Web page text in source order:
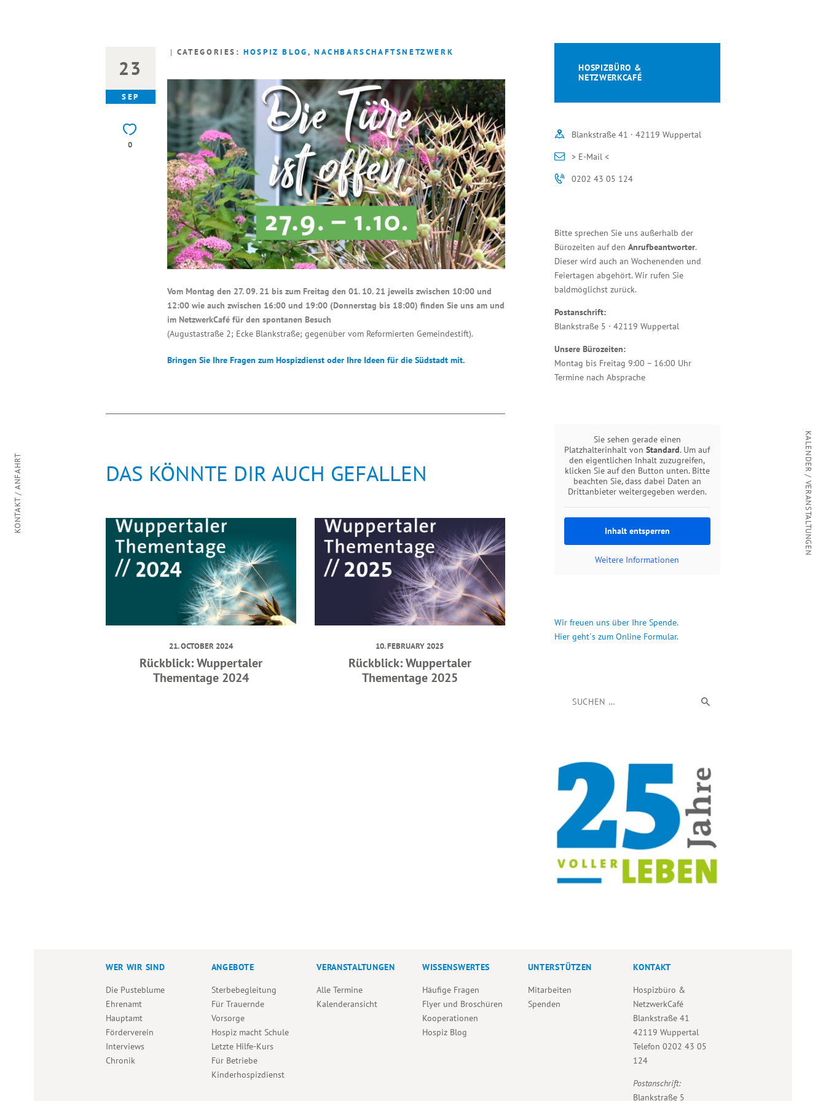
23
SEP
0
CATEGORIES:HOSPIZ BLOG,NACHBARSCHAFTSNETZWERK
Vom Montag den 27. 09. 21 bis zum Freitag den 01. 10. 21 jeweils zwischen 10:00 und
12:00 wie auch zwischen 16:00 und 19:00 (Donnerstag bis 18:00) finden Sie uns am und
im NetzwerkCafé für den spontanen Besuch
(Augustastraße 2; Ecke Blankstraße; gegenüber vom Reformierten Gemeindestift).
Bringen Sie Ihre Fragen zum Hospizdienst oder Ihre Ideen für die Südstadt mit.
DAS KÖNNTE DIR AUCH GEFALLEN
21. OCTOBER 2024
Rückblick: Wuppertaler
Thementage 2024
10. FEBRUARY 2025
Rückblick: Wuppertaler
Thementage 2025
HOSPIZBÜRO &
NETZWERKCAFÉ
Blankstraße 41 · 42119 Wuppertal
> E-Mail <
0202 43 05 124
Bitte sprechen Sie uns außerhalb der
Bürozeiten auf den Anrufbeantworter.
Dieser wird auch an Wochenenden und
Feiertagen abgehört. Wir rufen Sie
baldmöglichst zurück.
Postanschrift:
Blankstraße 5 · 42119 Wuppertal
Unsere Bürozeiten:
Montag bis Freitag 9:00 – 16:00 Uhr
Termine nach Absprache
Sie sehen gerade einen
Platzhalterinhalt vonStandard. Um auf
den eigentlichen Inhalt zuzugreifen,
klicken Sie auf den Button unten. Bitte
beachten Sie, dass dabei Daten an
Drittanbieter weitergegeben werden.
Inhalt entsperren
Weitere Informationen
Wir freuen uns über Ihre Spende.
Hier geht´s zum Online Formular.
WER WIR SIND
Die Pusteblume
Ehrenamt
Hauptamt
Förderverein
Interviews
Chronik
ANGEBOTE
Sterbebegleitung
Für Trauernde
Vorsorge
Hospiz macht Schule
Letzte Hilfe-Kurs
Für Betriebe
Kinderhospizdienst
VERANSTALTUNGEN
Alle Termine
Kalenderansicht
WISSENSWERTES
Häufige Fragen
Flyer und Broschüren
Kooperationen
Hospiz Blog
UNTERSTÜTZEN
Mitarbeiten
Spenden
KONTAKT
Hospizbüro &
NetzwerkCafé
Blankstraße 41
42119 Wuppertal
Telefon0202 43 05
124
Postanschrift:
Blankstraße 5
KONTAKT / ANFAHRT KALENDER / VERANSTALTUNGEN